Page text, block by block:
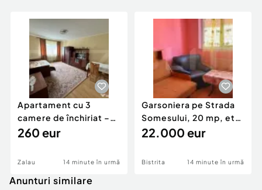
Apartament cu 3
camere de închiriat –
ideal pentru famili
260 eur
Zalau 14 minute în urmă
Garsoniera pe Strada
Somesului, 20 mp, etaj
3
22.000 eur
Bistrita 14 minute în urmă
Anunturi similare